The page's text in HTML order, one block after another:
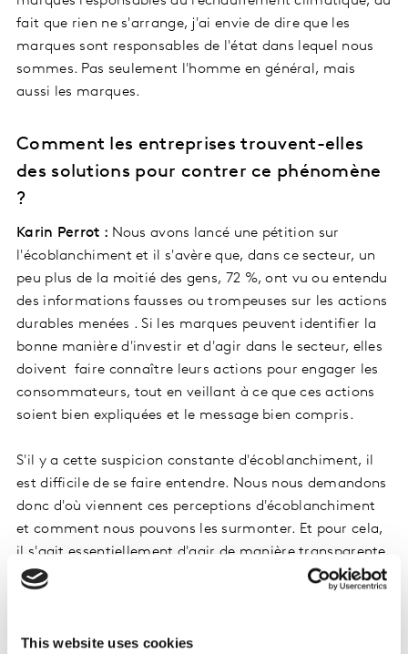
This website uses cookies
fait que rien ne s'arrange, j'ai envie de dire que les
marques sont responsables de l'état dans lequel nous
sommes. Pas seulement l'homme en général, mais
aussi les marques.
Comment les entreprises trouvent-elles
des solutions pour contrer ce phénomène
?
Karin Perrot : Nous avons lancé une pétition sur
l'écoblanchiment et il s'avère que, dans ce secteur, un
peu plus de la moitié des gens, 72 %, ont vu ou entendu
des informations fausses ou trompeuses sur les actions
durables menées . Si les marques peuvent identifier la
bonne manière d'investir et d'agir dans le secteur, elles
doivent faire connaître leurs actions pour engager les
consommateurs, tout en veillant à ce que ces actions
soient bien expliquées et le message bien compris.
S'il y a cette suspicion constante d'écoblanchiment, il
est difficile de se faire entendre. Nous nous demandons
donc d'où viennent ces perceptions d'écoblanchiment
et comment nous pouvons les surmonter. Et pour cela,
il s'agit essentiellement d'agir de manière transparente.
Il est vrai que nous ne pouvons pas donner d'autres
cachée.